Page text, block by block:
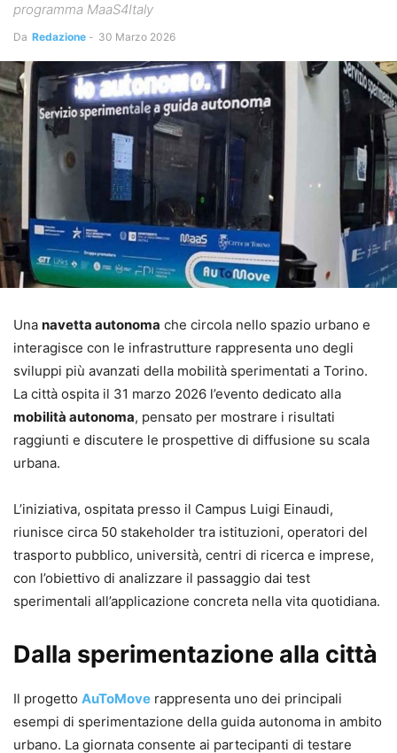
programma MaaS4Italy
Da Redazione - 30 Marzo 2026
Una navetta autonoma che circola nello spazio urbano e
interagisce con le infrastrutture rappresenta uno degli
sviluppi più avanzati della mobilità sperimentati a Torino.
La città ospita il 31 marzo 2026 l’evento dedicato alla
mobilità autonoma, pensato per mostrare i risultati
raggiunti e discutere le prospettive di diffusione su scala
urbana.
L’iniziativa, ospitata presso il Campus Luigi Einaudi,
riunisce circa 50 stakeholder tra istituzioni, operatori del
trasporto pubblico, università, centri di ricerca e imprese,
con l’obiettivo di analizzare il passaggio dai test
sperimentali all’applicazione concreta nella vita quotidiana.
Dalla sperimentazione alla città
Il progetto AuToMove rappresenta uno dei principali
esempi di sperimentazione della guida autonoma in ambito
urbano. La giornata consente ai partecipanti di testare